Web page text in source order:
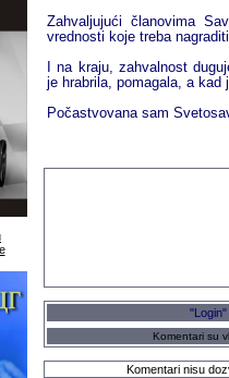
Zahvaljujući članovima
vrednosti koje treba
I na kraju, zahvalnost
je hrabrila, pomagala, a kad
Počastvovana sam
Komentari su
Komentari nisu